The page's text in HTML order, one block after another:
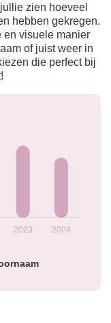
zien hoeveel
hebben gekregen.
visuele manier
of juist weer in
die perfect bij